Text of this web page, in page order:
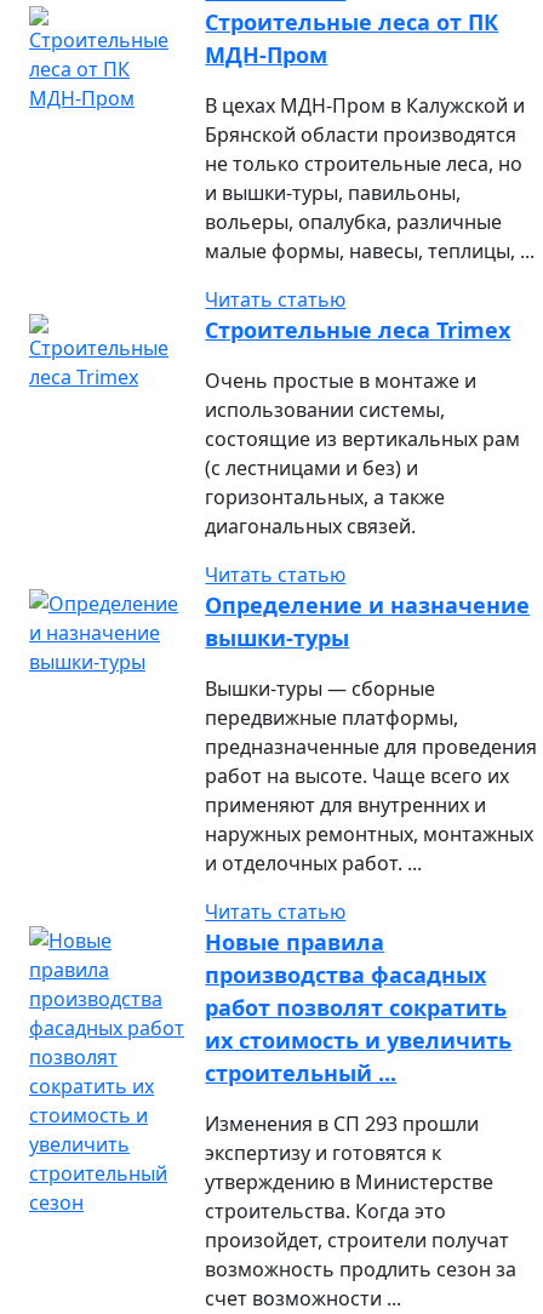
Строительные леса от ПК
МДН-Пром
В цехах МДН-Пром в Калужской и
Брянской области производятся
не только строительные леса, но
и вышки-туры, павильоны,
вольеры, опалубка, различные
малые формы, навесы, теплицы, ...
Читать статью
Строительные леса Trimex
Очень простые в монтаже и
использовании системы,
состоящие из вертикальных рам
(с лестницами и без) и
горизонтальных, а также
диагональных связей.
Читать статью
Определение и назначение
вышки-туры
Вышки-туры — сборные
передвижные платформы,
предназначенные для проведения
работ на высоте. Чаще всего их
применяют для внутренних и
наружных ремонтных, монтажных
и отделочных работ. ...
Читать статью
Новые правила
производства фасадных
работ позволят сократить
их стоимость и увеличить
строительный ...
Изменения в СП 293 прошли
экспертизу и готовятся к
утверждению в Министерстве
строительства. Когда это
произойдет, строители получат
возможность продлить сезон за
счет возможности ...